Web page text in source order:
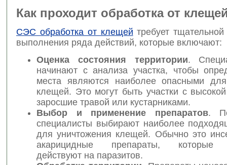
Как проходит обработка от
СЭС обработка от клещей требует
выполнения ряда действий, которые включают:
Оценка состояния территории.
начинают с анализа участка, чтобы
места являются наиболее опасными для
клещей. Это могут быть участки с
заросшие травой или кустарниками.
Выбор и применение препаратов.
специалисты выбирают наиболее
для уничтожения клещей. Обычно это
акарицидные препараты, которые
действуют на паразитов.